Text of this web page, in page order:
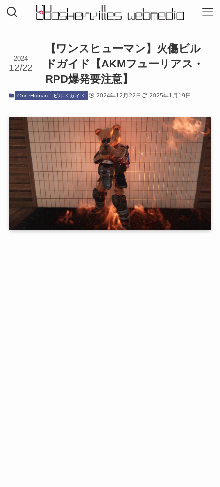
【ワンスヒューマン】火傷ビル
ドガイド【AKMフューリアス・
RPD爆発要注意】
2024
12/22
OnceHuman ビルドガイド 2024年12月22日 2025年1月19日